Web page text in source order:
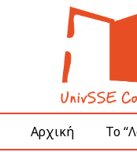
Αρχική Το